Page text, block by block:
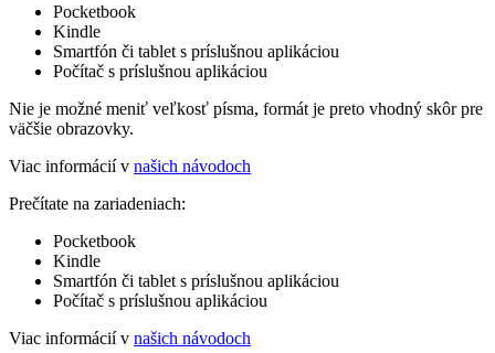
Pocketbook
Kindle
Smartfón či tablet s príslušnou aplikáciou
Počítač s príslušnou aplikáciou
Nie je možné meniť veľkosť písma, formát je preto vhodný skôr pre
väčšie obrazovky.
Viac informácií v našich návodoch
Prečítate na zariadeniach:
Pocketbook
Kindle
Smartfón či tablet s príslušnou aplikáciou
Počítač s príslušnou aplikáciou
Viac informácií v našich návodoch